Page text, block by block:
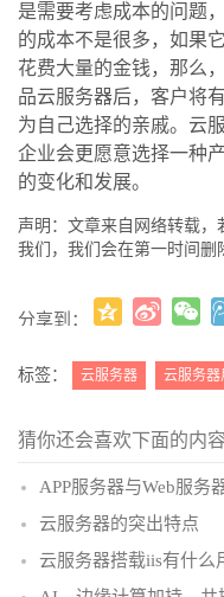
是需要考虑成本的问题
的成本不是很多，如果
花费大量的金钱，那么
品云服务器后，客户将
为自己选择的亲戚。云
企业会更愿意选择一种
的变化和发展。
声明：文章来自网络转载
我们，我们会在第一时间删
分享到：
标签： 云服务器 云服务器
猜你还会喜欢下面的内容
APP服务器与Web服务
云服务器的突出特点
云服务器搭载iis有什么